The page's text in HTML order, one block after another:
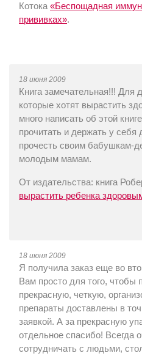
Котока «Беспощадная
прививках».
18 июня 2009
Книга замечательная!!! Для
которые хотят вырастить
много написать об этой
прочитать и держать у себя
прочесть своим бабушкам-
молодым мамам.
От издательства: книга
вырастить ребенка
18 июня 2009
Я получила заказ еще во
Вам просто для того, чтобы
прекрасную, четкую,
препараты доставлены в
заявкой. А за прекрасную
отдельное спасибо! Всегда
сотрудничать с людьми,